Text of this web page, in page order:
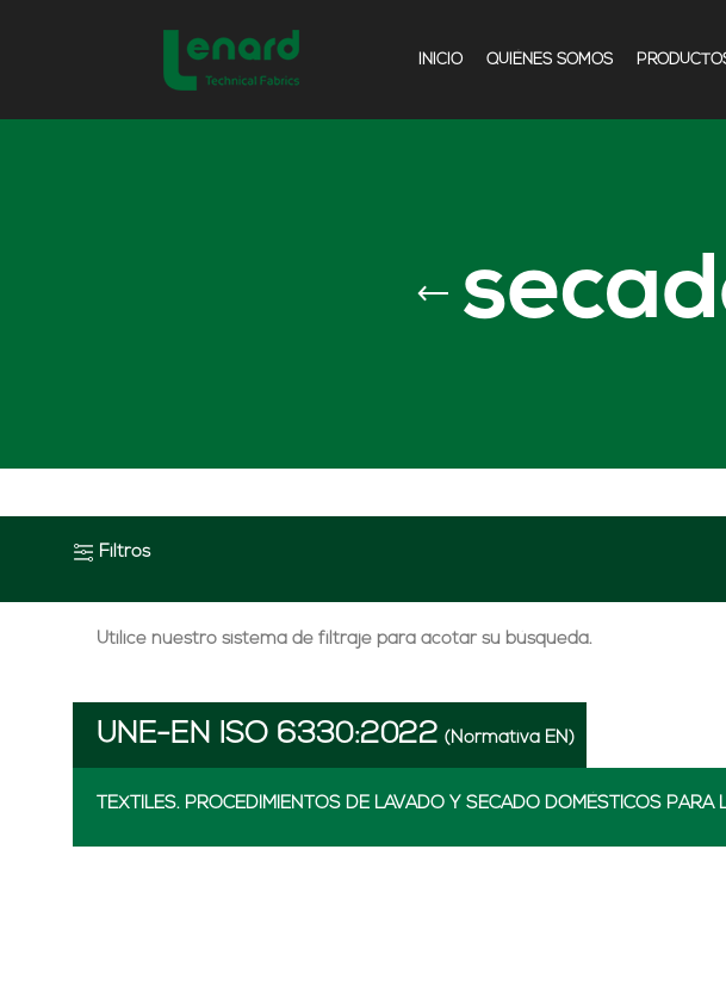
INICIO QUIÉNES SOMOS
Filtros
Utilice nuestro sistema de filtraje para acotar su búsqueda.
UNE-EN ISO 6330:2022 (Normativa EN)
TEXTILES. PROCEDIMIENTOS DE LAVADO Y SECADO DOMÉSTICOS PARA